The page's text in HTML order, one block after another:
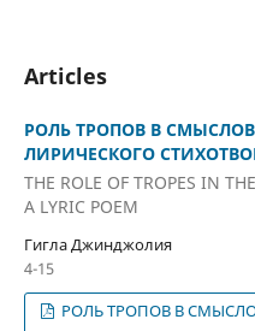
Articles
РОЛЬ ТРОПОВ В
ЛИРИЧЕСКОГО
THE ROLE OF TROPES IN
A LYRIC POEM
Гигла Джинджолия
4-15
РОЛЬ ТРОПОВ В